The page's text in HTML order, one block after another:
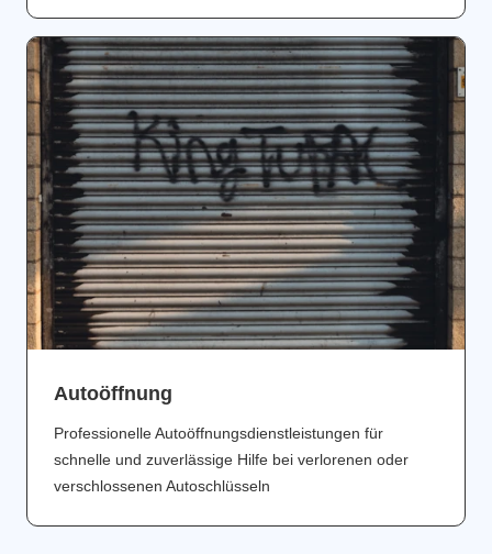
Аutoöffnung
Professionelle Autoöffnungsdienstleistungen für
schnelle und zuverlässige Hilfe bei verlorenen oder
verschlossenen Autoschlüsseln